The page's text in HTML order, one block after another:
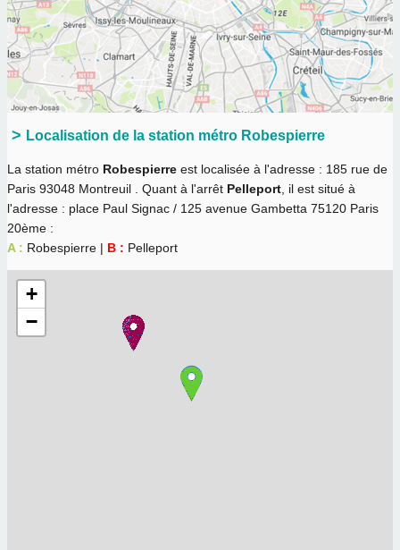
Localisation de la station métro Robespierre
La station métro Robespierre est localisée à l'adresse : 185 rue de
Paris 93048 Montreuil . Quant à l'arrêt Pelleport , il est situé à
l'adresse : place Paul Signac / 125 avenue Gambetta 75120 Paris
20ème :
A : Robespierre | B : Pelleport
+
−